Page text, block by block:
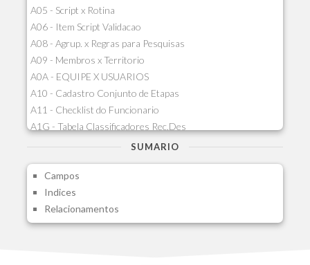
A05 - Script x Rotina
A06 - Item Script Validacao
A08 - Agrup. x Regras para Pesquisas
A09 - Membros x Territorio
A0A - EQUIPE X USUARIOS
A10 - Cadastro Conjunto de Etapas
A11 - Checklist do Funcionario
A1G - Tabela Classificadores Rec.Des
A1H - Itens Tabela Classif.Rec.Desp.
A1J - Itens Aglutinadores Visao
A1N - Tipos de Card
A1O - Cards Dashboard
A1P - Tipos de Charts
SUMARIO
Campos
Indices
Relacionamentos